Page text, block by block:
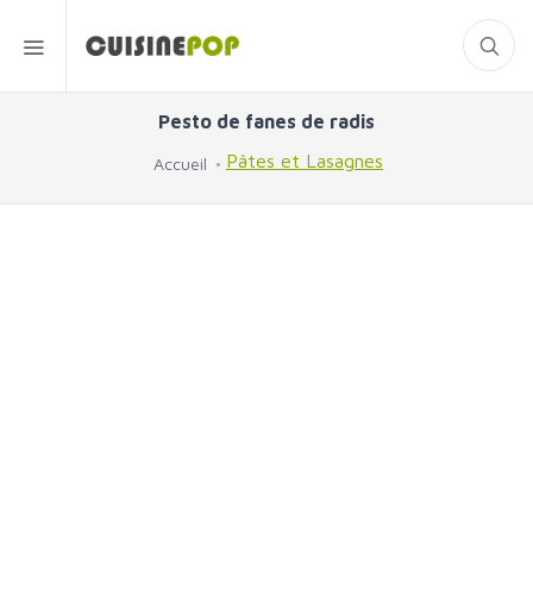
Pesto de fanes de radis
Accueil Pâtes et Lasagnes